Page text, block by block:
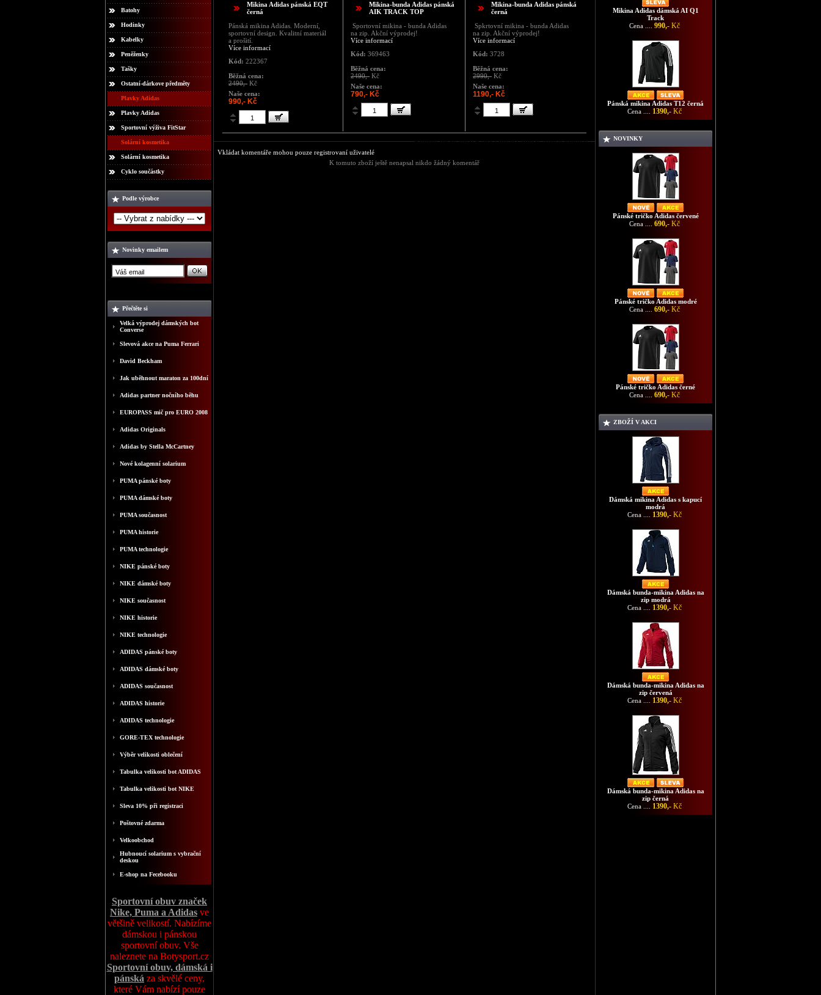
Batohy
Hodinky
Kabelky
Peněženky
Tašky
Ostatní-dárkove předměty
Plavky Adidas
Plavky Adidas
Sportovní výživa FitStar
Solární kosmetika
Solární kosmetika
Cyklo součástky
Podle výrobce
Novinky emailem
Přečtěte si
Velká výprodej dámských bot
Converse
Slevová akce na Puma Ferrari
David Beckham
Jak uběhnout maraton za 100dní
Adidas partner nočního běhu
EUROPASS mič pro EURO 2008
Adidas Originals
Adidas by Stella McCartney
Nové kolagenní solarium
PUMA pánské boty
PUMA dámské boty
PUMA současnost
PUMA historie
PUMA technologie
NIKE pánské boty
NIKE dámské boty
NIKE současnost
NIKE historie
NIKE technologie
ADIDAS pánské boty
ADIDAS dámské boty
ADIDAS současnost
ADIDAS historie
ADIDAS technologie
GORE-TEX technologie
Výběr velikosti oblečení
Tabulka velikosti bot ADIDAS
Tabulka velikosti bot NIKE
Sleva 10% při registraci
Poštovné zdarma
Velkoobchod
Hubnoucí solarium s vybrační
deskou
E-shop na Fecebooku
Sportovní obuv značek
Nike, Puma a Adidas ve
většině velikostí. Nabízíme
dámskou i pánskou
sportovní obuv. Vše
naleznete na Botysport.cz
Sportovní obuv, dámská i
pánská za skvělé ceny,
které Vám nabízí pouze
Mikina Adidas pánská EQT
černá
Pánská mikina Adidas. Moderní,
sportovní design. Kvalitní materiál
a prošití.
Více informací
Kód: 222367
Běžná cena:
2490,- Kč
Naše cena:
990,- Kč
Mikina-bunda Adidas pánská
AIK TRACK TOP
Sportovní mikina - bunda Adidas
na zip. Akční výprodej!
Více informací
Kód: 369463
Běžná cena:
2490,- Kč
Naše cena:
790,- Kč
Mikina-bunda Adidas pánská
černá
Spkrtovní mikina - bunda Adidas
na zip. Akční výprodej!
Více informací
Kód: 3728
Běžná cena:
2990,- Kč
Naše cena:
1190,- Kč
Komentáře ke zboží Pánská mikina Adidas-Adidas originál
Vkládat komentáře mohou pouze registrovaní uživatelé
K tomuto zboží ještě nenapsal nikdo žádný komentář
Mikina Adidas dámská AI Q1
Track
Cena .... 990,- Kč
Pánská mikina Adidas T12 černá
Cena .... 1390,- Kč
NOVINKY
Pánské tričko Adidas červené
Cena .... 690,- Kč
Pánské tričko Adidas modré
Cena .... 690,- Kč
Pánské tričko Adidas černé
Cena .... 690,- Kč
ZBOŽÍ V AKCI
Dámská mikina Adidas s kapucí
modrá
Cena .... 1390,- Kč
Dámská bunda-mikina Adidas na
zip modrá
Cena .... 1390,- Kč
Dámská bunda-mikina Adidas na
zip červená
Cena .... 1390,- Kč
Dámská bunda-mikina Adidas na
zip černá
Cena .... 1390,- Kč